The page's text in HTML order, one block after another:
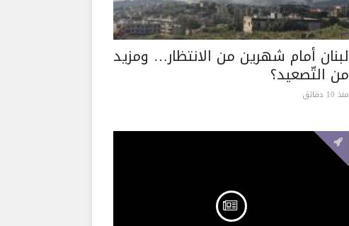
لبنان أمام شهرين من الانتظار… ومزيد
من التّصعيد؟
منذ 10 دقائق